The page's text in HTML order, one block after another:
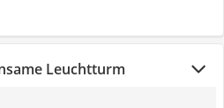
Leuchtturm